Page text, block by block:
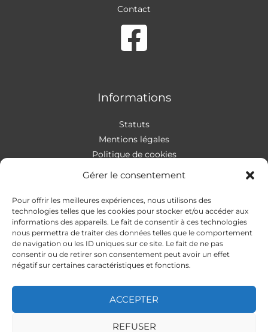
Gérer le consentement
Pour offrir les meilleures expériences, nous utilisons des
technologies telles que les cookies pour stocker et/ou accéder aux
informations des appareils. Le fait de consentir à ces technologies
nous permettra de traiter des données telles que le comportement
de navigation ou les ID uniques sur ce site. Le fait de ne pas
consentir ou de retirer son consentement peut avoir un effet
négatif sur certaines caractéristiques et fonctions.
ACCEPTER
REFUSER
Contact
Informations
Statuts
Mentions légales
Politique de cookies
Contact
Addresse:4 rue Apollonios
33170 Gradignan
Mail: autismeguider@gmail.com